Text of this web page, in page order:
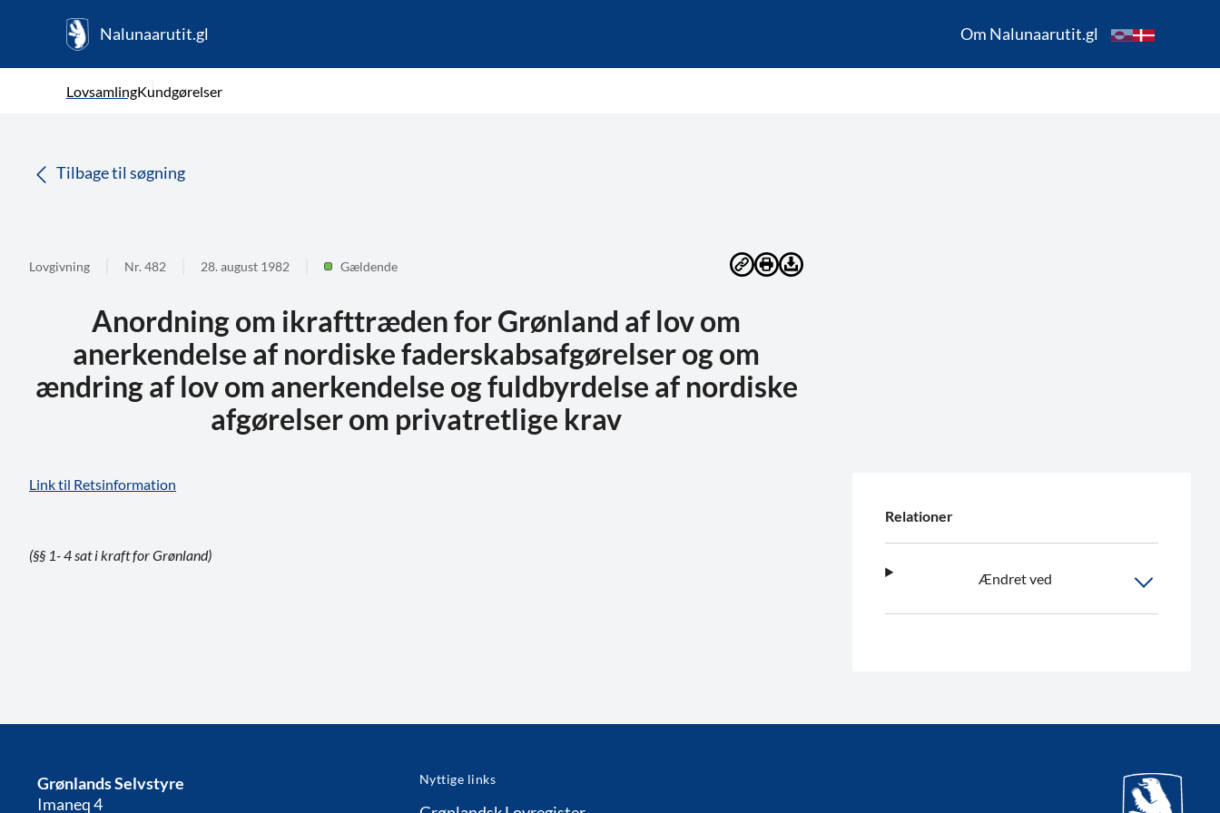
Nalunaarutit.gl Om Nalunaarutit.gl
LovsamlingKundgørelser
Tilbage til søgning
Lovgivning Nr. 482 28. august 1982 Gældende
Anordning om ikrafttræden for Grønland af lov om
anerkendelse af nordiske faderskabsafgørelser og om
ændring af lov om anerkendelse og fuldbyrdelse af nordiske
afgørelser om privatretlige krav
Link til Retsinformation
(§§ 1- 4 sat i kraft for Grønland)
Relationer
Ændret ved
Grønlands Selvstyre
Imaneq 4
Nyttige links